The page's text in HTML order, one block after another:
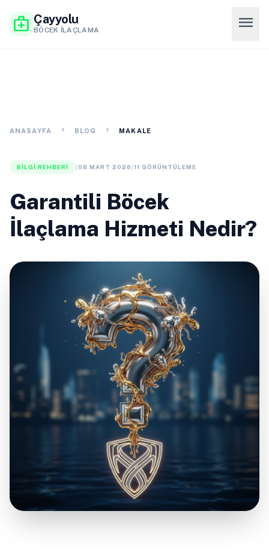
medical_services Çayyolu
BÖCEK İLAÇLAMA menu
ANASAYFA chevron_right BLOG chevron_right MAKALE
BILGI REHBERI |08 MART 2026 |11 GÖRÜNTÜLEME
Garantili Böcek
İlaçlama Hizmeti Nedir?